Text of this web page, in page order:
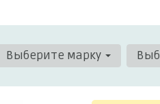
Выберите марку